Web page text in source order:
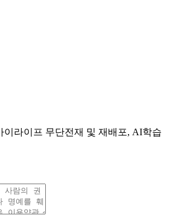
라이프 무단전재 및 재배포, AI학습